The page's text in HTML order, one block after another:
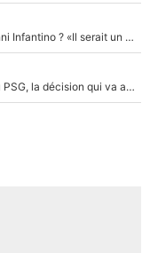
Du PSG à la tête de la FIFA pour remplacer Gianni Infantino ? «Il serait un mauvais président», le patron de la Liga s'attaque à Nasser Al-Khelaïfi !
Bradley Barcola : Luis Enrique prêt à l’écarter au PSG, la décision qui va accélérer son transfert à Liverpool ?